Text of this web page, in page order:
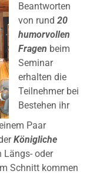
Beantworten
von rund 20
humorvollen
Fragen beim
Seminar
erhalten die
Teilnehmer bei
Bestehen ihr
Paar
Königliche
Längs- oder
Schnitt kommen